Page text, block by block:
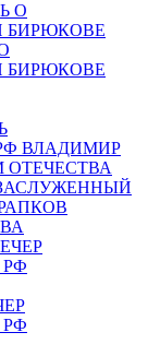
БИРЮКОВЕ